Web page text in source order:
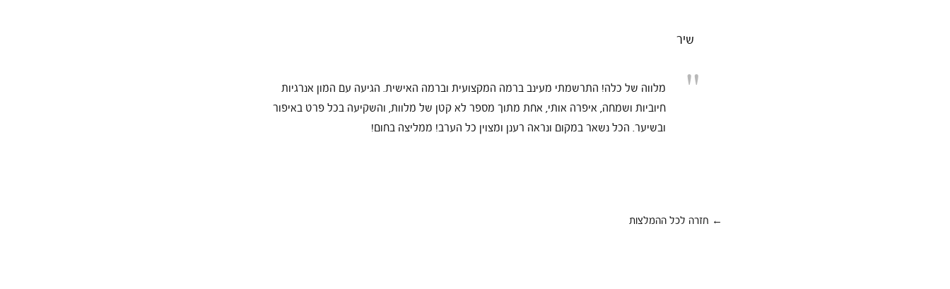
שיר
"
מלווה של כלה! התרשמתי מעינב ברמה המקצועית וברמה האישית. הגיעה עם המון אנרגיות
חיוביות ושמחה, איפרה אותי, אחת מתוך מספר לא קטן של מלוות, והשקיעה בכל פרט באיפור
ובשיער. הכל נשאר במקום ונראה רענן ומצוין כל הערב! ממליצה בחום!
← חזרה לכל ההמלצות